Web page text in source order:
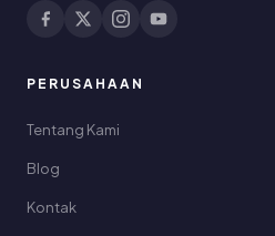
PERUSAHAAN
Tentang Kami
Blog
Kontak